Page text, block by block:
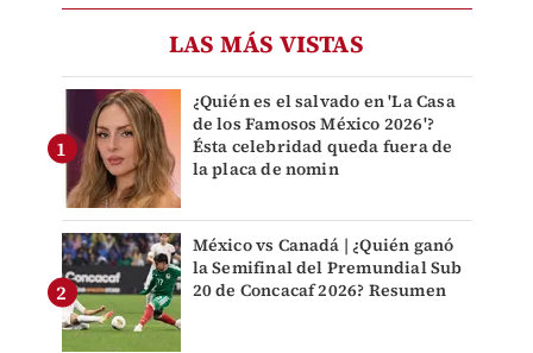
LAS MÁS VISTAS
¿Quién es el salvado en 'La Casa
de los Famosos México 2026'?
Ésta celebridad queda fuera de
la placa de nomin
México vs Canadá | ¿Quién ganó
la Semifinal del Premundial Sub
20 de Concacaf 2026? Resumen